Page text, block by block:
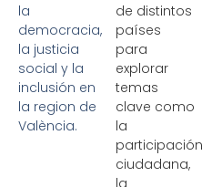
la
democracia,
la justicia
social y la
inclusión en
la region de
València.
de distintos
países
para
explorar
temas
clave como
la
participación
ciudadana,